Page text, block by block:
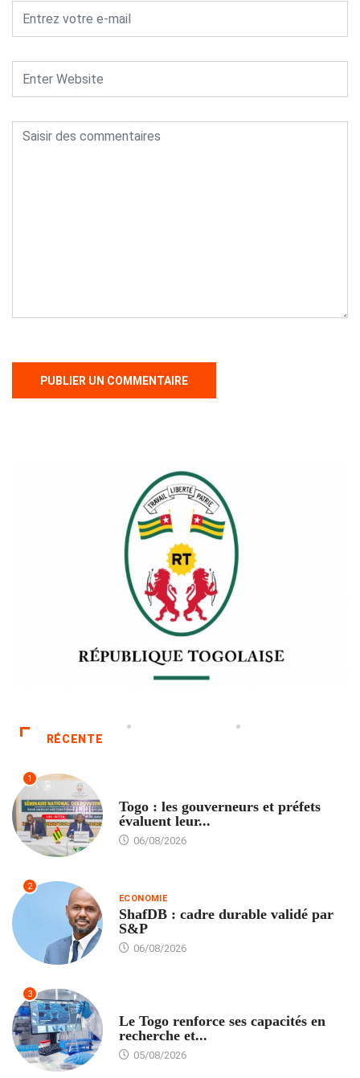
RÉCENTE
1
Togo : les gouverneurs et préfets
évaluent leur...
06/08/2026
2
ECONOMIE
ShafDB : cadre durable validé par
S&P
06/08/2026
3
Le Togo renforce ses capacités en
recherche et...
05/08/2026